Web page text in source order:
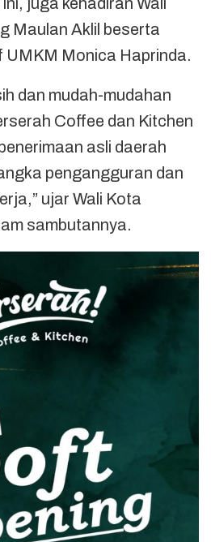
Maulan Aklil beserta
Monica Haprinda.
dan mudah-mudahan
Coffee dan Kitchen
asli daerah
pengangguran dan
ujar Wali Kota
sambutannya.